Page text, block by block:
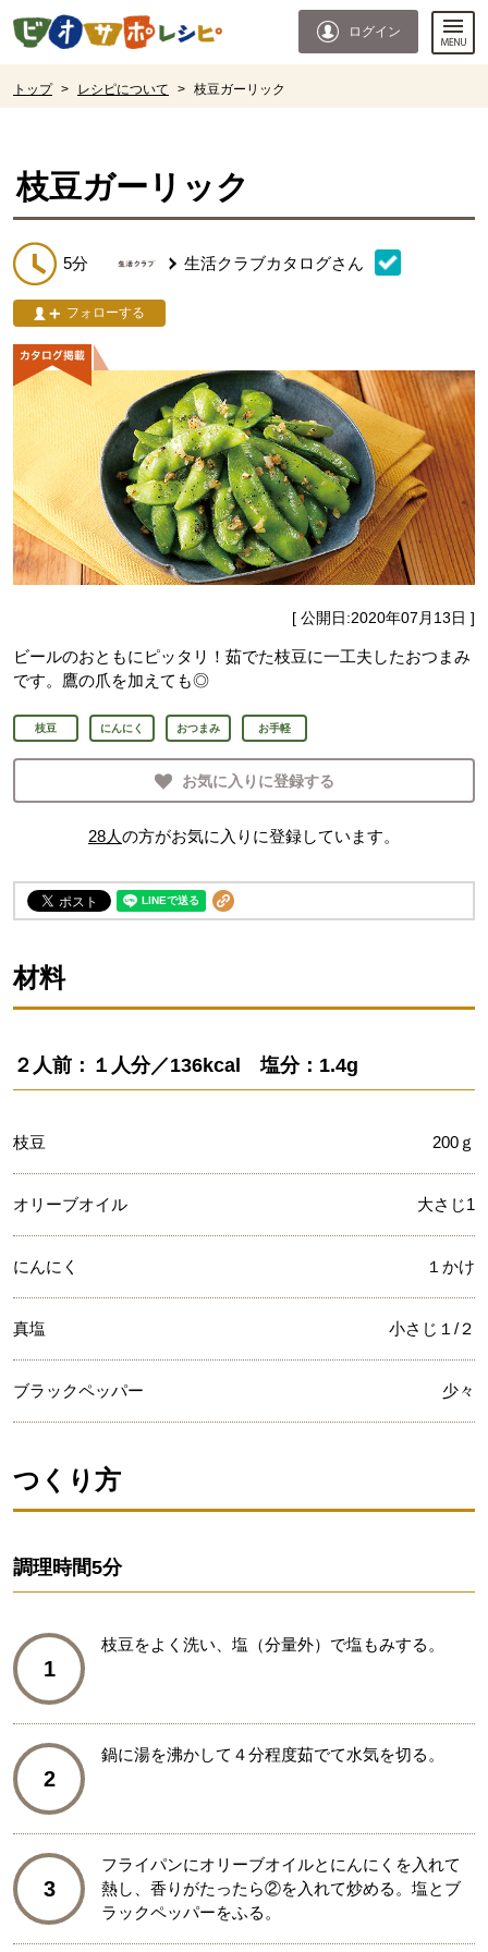
ページの先頭です。
ログイン
トップ > レシピについて > 枝豆ガーリック
枝豆ガーリック
5分 生活クラブカタログさん
フォローする
[ 公開日:2020年07月13日 ]
ビールのおともにピッタリ！茹でた枝豆に一工夫したおつまみ
です。鷹の爪を加えても◎
枝豆 にんにく おつまみ お手軽
お気に入りに登録する
28人の方がお気に入りに登録しています。
材料
２人前：１人分／136kcal 塩分：1.4g
枝豆 200ｇ
オリーブオイル 大さじ1
にんにく １かけ
真塩 小さじ１/２
ブラックペッパー 少々
つくり方
調理時間5分
1
枝豆をよく洗い、塩（分量外）で塩もみする。
2
鍋に湯を沸かして４分程度茹でて水気を切る。
3
フライパンにオリーブオイルとにんにくを入れて
熱し、香りがたったら②を入れて炒める。塩とブ
ラックペッパーをふる。